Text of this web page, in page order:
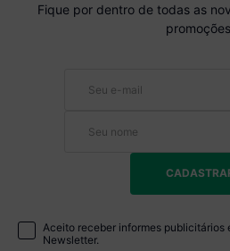
Fique por dentro de todas as
Aceito receber informes publicitários
Newsletter.